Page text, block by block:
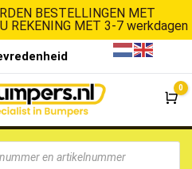
BESTELLINGEN MET
REKENING MET 3-7 werkdagen
0